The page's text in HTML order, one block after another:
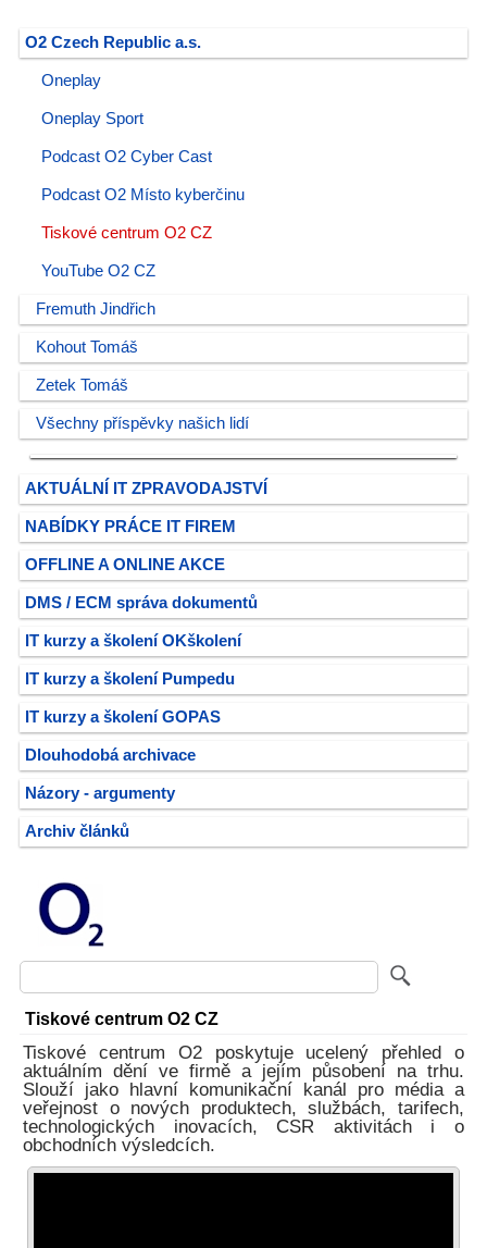
O2 Czech Republic a.s.
Oneplay
Oneplay Sport
Podcast O2 Cyber Cast
Podcast O2 Místo kyberčinu
Tiskové centrum O2 CZ
YouTube O2 CZ
Fremuth Jindřich
Kohout Tomáš
Zetek Tomáš
Všechny příspěvky našich lidí
AKTUÁLNÍ IT ZPRAVODAJSTVÍ
NABÍDKY PRÁCE IT FIREM
OFFLINE A ONLINE AKCE
DMS / ECM správa dokumentů
IT kurzy a školení OKškolení
IT kurzy a školení Pumpedu
IT kurzy a školení GOPAS
Dlouhodobá archivace
Názory - argumenty
Archiv článků
Tiskové centrum O2 CZ
Tiskové centrum O2 poskytuje ucelený přehled o
aktuálním dění ve firmě a jejím působení na trhu.
Slouží jako hlavní komunikační kanál pro média a
veřejnost o nových produktech, službách, tarifech,
technologických inovacích, CSR aktivitách i o
obchodních výsledcích.